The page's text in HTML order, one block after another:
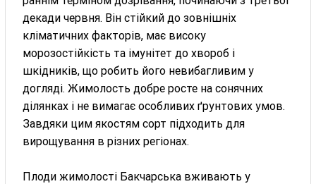
декади червня. Він стійкий до зовнішніх
кліматичних факторів, має високу
морозостійкість та імунітет до хвороб і
шкідників, що робить його невибагливим у
догляді. Жимолость добре росте на сонячних
ділянках і не вимагає особливих ґрунтових умов.
Завдяки цим якостям сорт підходить для
вирощування в різних регіонах.
Плоди жимолості Бакчарська вживають у